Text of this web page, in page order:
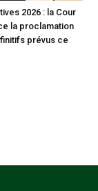
2026 : la Cour
la proclamation
prévus ce